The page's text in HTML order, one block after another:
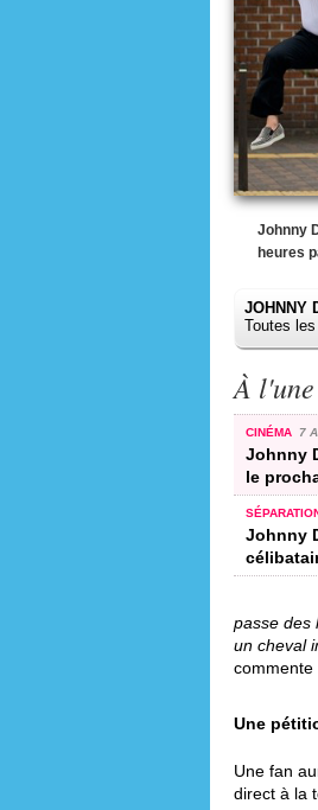
Johnny
heures
JOHNNY
Toutes les
À l'une
CINÉMA 7
Johnny
le
Johnny
passe des
un cheval
commente
Une
Une fan
direct à la